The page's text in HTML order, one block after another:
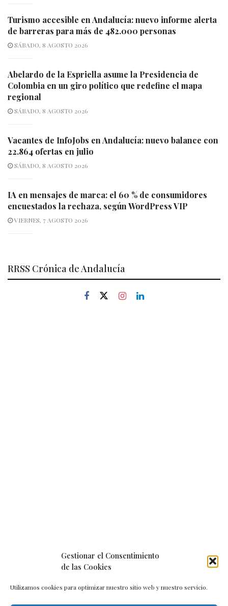
Gestionar el Consentimiento
de las Cookies
Utilizamos cookies para optimizar nuestro sitio web y nuestro servicio.
Turismo accesible en Andalucía: nuevo informe alerta
de barreras para más de 482.000 personas
SÁBADO, 8 AGOSTO 2026
Abelardo de la Espriella asume la Presidencia de
Colombia en un giro político que redefine el mapa
regional
SÁBADO, 8 AGOSTO 2026
Vacantes de InfoJobs en Andalucía: nuevo balance con
22.864 ofertas en julio
SÁBADO, 8 AGOSTO 2026
IA en mensajes de marca: el 60 % de consumidores
encuestados la rechaza, según WordPress VIP
VIERNES, 7 AGOSTO 2026
RRSS Crónica de Andalucía